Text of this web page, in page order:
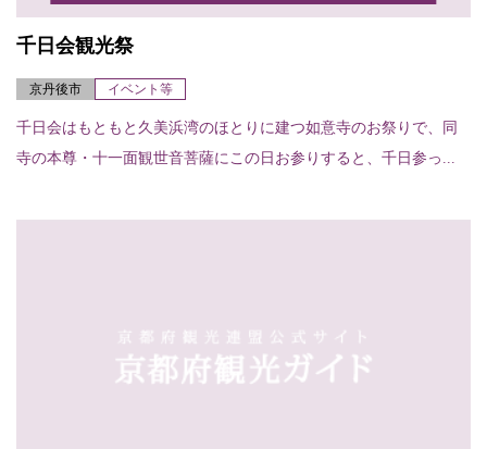
千日会観光祭
京丹後市 イベント等
千日会はもともと久美浜湾のほとりに建つ如意寺のお祭りで、同
寺の本尊・十一面観世音菩薩にこの日お参りすると、千日参っ...